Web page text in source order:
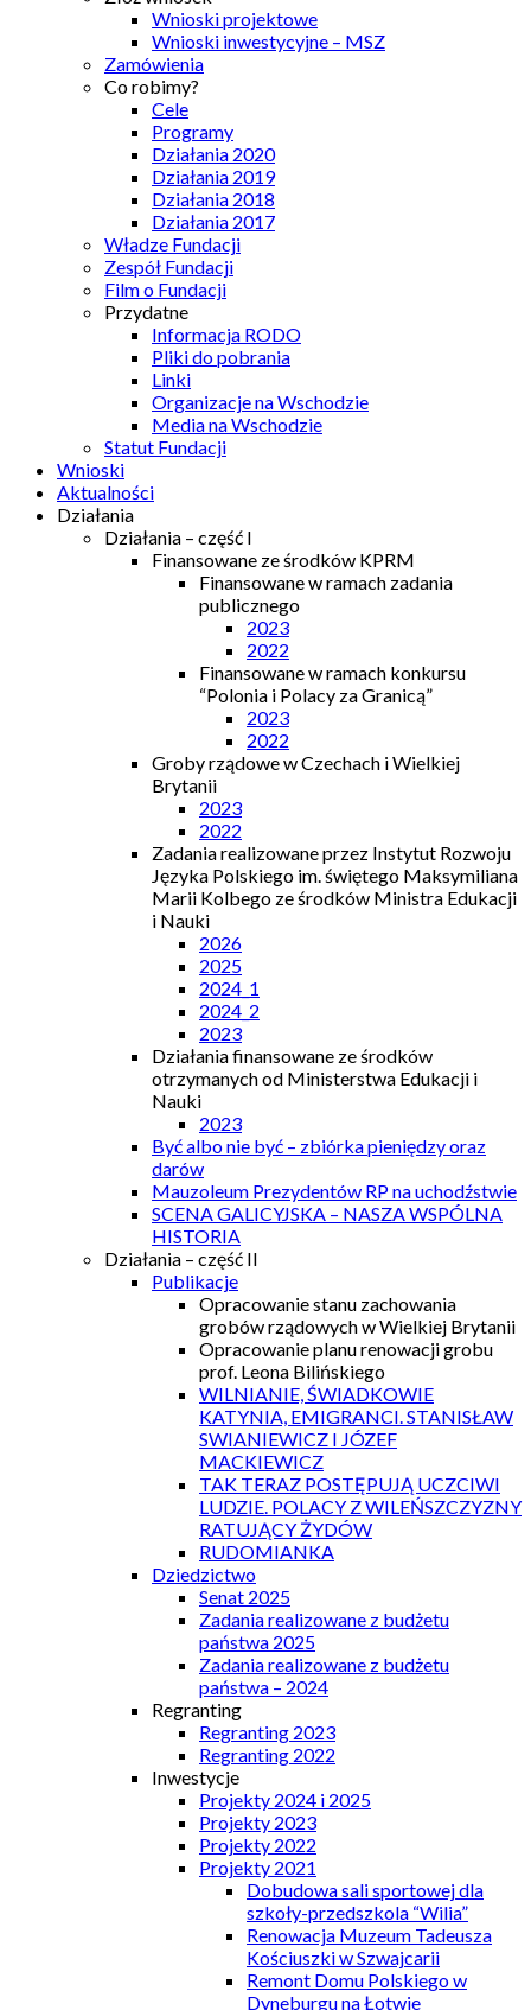
Wnioski projektowe
Wnioski inwestycyjne – MSZ
Zamówienia
Co robimy?
Cele
Programy
Działania 2020
Działania 2019
Działania 2018
Działania 2017
Władze Fundacji
Zespół Fundacji
Film o Fundacji
Przydatne
Informacja RODO
Pliki do pobrania
Linki
Organizacje na Wschodzie
Media na Wschodzie
Statut Fundacji
Wnioski
Aktualności
Działania
Działania – część I
Finansowane ze środków KPRM
Finansowane w ramach zadania
publicznego
2023
2022
Finansowane w ramach konkursu
“Polonia i Polacy za Granicą”
2023
2022
Groby rządowe w Czechach i Wielkiej
Brytanii
2023
2022
Zadania realizowane przez Instytut Rozwoju
Języka Polskiego im. świętego Maksymiliana
Marii Kolbego ze środków Ministra Edukacji
i Nauki
2026
2025
2024_1
2024_2
2023
Działania finansowane ze środków
otrzymanych od Ministerstwa Edukacji i
Nauki
2023
Być albo nie być – zbiórka pieniędzy oraz
darów
Mauzoleum Prezydentów RP na uchodźstwie
SCENA GALICYJSKA – NASZA WSPÓLNA
HISTORIA
Działania – część II
Publikacje
Opracowanie stanu zachowania
grobów rządowych w Wielkiej Brytanii
Opracowanie planu renowacji grobu
prof. Leona Bilińskiego
WILNIANIE, ŚWIADKOWIE
KATYNIA, EMIGRANCI. STANISŁAW
SWIANIEWICZ I JÓZEF
MACKIEWICZ
TAK TERAZ POSTĘPUJĄ UCZCIWI
LUDZIE. POLACY Z WILEŃSZCZYZNY
RATUJĄCY ŻYDÓW
RUDOMIANKA
Dziedzictwo
Senat 2025
Zadania realizowane z budżetu
państwa 2025
Zadania realizowane z budżetu
państwa – 2024
Regranting
Regranting 2023
Regranting 2022
Inwestycje
Projekty 2024 i 2025
Projekty 2023
Projekty 2022
Projekty 2021
Dobudowa sali sportowej dla
szkoły-przedszkola “Wilia”
Renowacja Muzeum Tadeusza
Kościuszki w Szwajcarii
Remont Domu Polskiego w
Dyneburgu na Łotwie